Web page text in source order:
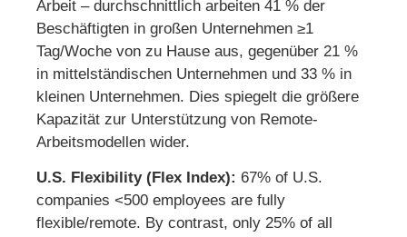
Arbeit – durchschnittlich arbeiten 41 % der
Beschäftigten in großen Unternehmen ≥1
Tag/Woche von zu Hause aus, gegenüber 21 %
in mittelständischen Unternehmen und 33 % in
kleinen Unternehmen. Dies spiegelt die größere
Kapazität zur Unterstützung von Remote-
Arbeitsmodellen wider.
U.S. Flexibility (Flex Index): 67% of U.S.
companies <500 employees are fully
flexible/remote. By contrast, only 25% of all